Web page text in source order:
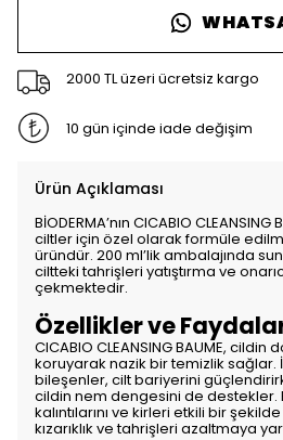
2000 TL üzeri ücretsiz kargo
10 gün içinde iade değişim
Ürün Açıklaması
BİODERMA’nın CICABIO
ciltler için özel olarak formüle
üründür. 200 ml’lik ambalajında
ciltteki tahrişleri yatıştırma ve
çekmektedir.
Özellikler ve
CICABIO CLEANSING BAUME,
koruyarak nazik bir temizlik sağlar.
bileşenler, cilt bariyerini
cildin nem dengesini de destekler.
kalıntılarını ve kirleri etkili bir
kızarıklık ve tahrişleri azaltmaya